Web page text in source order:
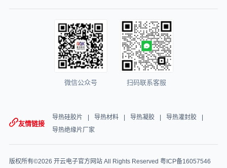
友情链接
导热硅胶片 导热材料 导热凝胶
导热灌封胶
导热绝缘片厂家
版权所有©2026 开云电子官方网站 All Rights Reserved 粤ICP备16057546
微信公众号 扫码联系客服